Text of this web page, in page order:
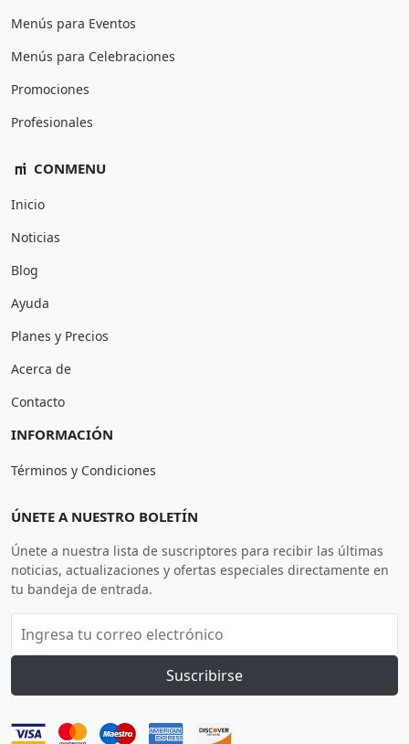
Menús para Eventos
Menús para Celebraciones
Promociones
Profesionales
CONMENU
Inicio
Noticias
Blog
Ayuda
Planes y Precios
Acerca de
Contacto
INFORMACIÓN
Términos y Condiciones
ÚNETE A NUESTRO BOLETÍN
Únete a nuestra lista de suscriptores para recibir las últimas
noticias, actualizaciones y ofertas especiales directamente en
tu bandeja de entrada.
Suscribirse